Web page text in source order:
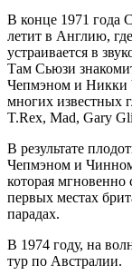
В конце 1971 года
летит в Англию,
устраивается в
Там Сьюзи
Чепмэном и Никки
многих известных
T.Rex, Mad, Gary
В результате
Чепмэном и Чинном
которая мгновенно
первых местах
парадах.
В 1974 году, на
тур по Австралии.